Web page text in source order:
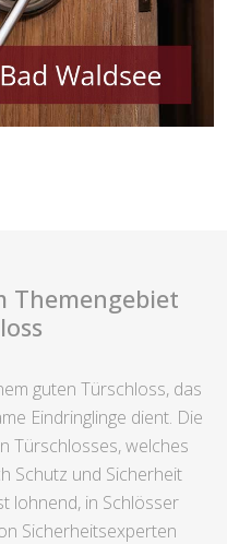
Themengebiet
guten Türschloss, das
Eindringlinge dient. Die
Türschlosses, welches
Schutz und Sicherheit
lohnend, in Schlösser
Sicherheitsexperten